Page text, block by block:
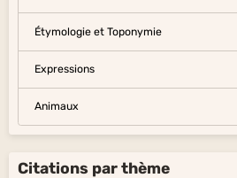
Étymologie et Toponymie
Expressions
Animaux
Citations par thème